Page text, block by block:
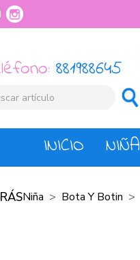
881988645
INICIO NIÑA
Niña Bota Y Botin